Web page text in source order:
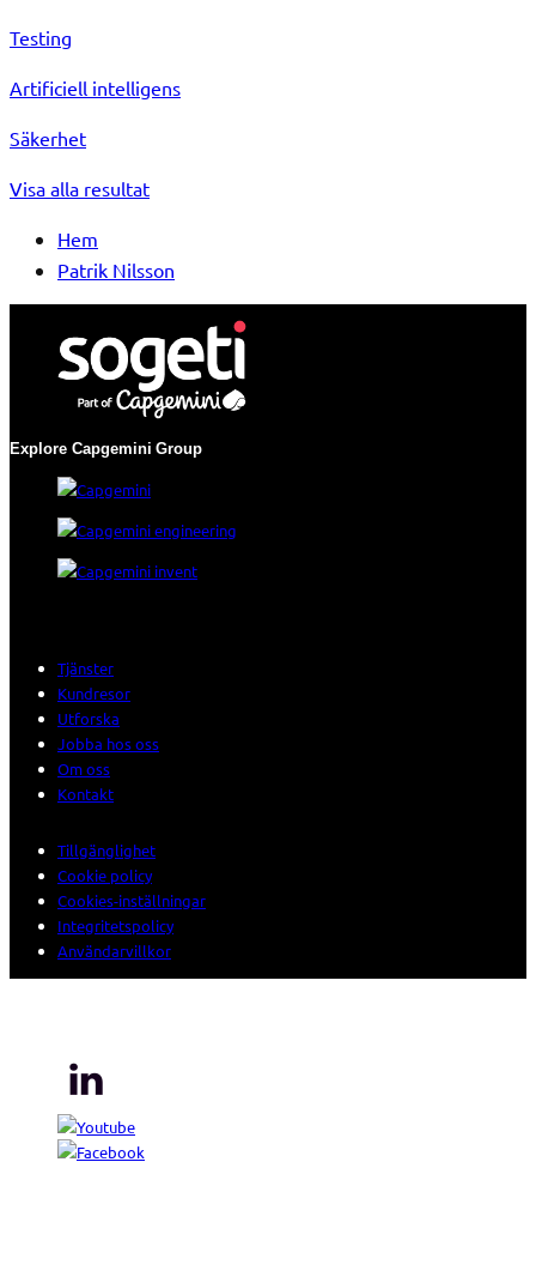
Testing
Artificiell intelligens
Säkerhet
Visa alla resultat
Hem
Patrik Nilsson
Explore Capgemini Group
Tjänster
Kundresor
Utforska
Jobba hos oss
Om oss
Kontakt
Tillgänglighet
Cookie policy
Cookies-inställningar
Integritetspolicy
Användarvillkor